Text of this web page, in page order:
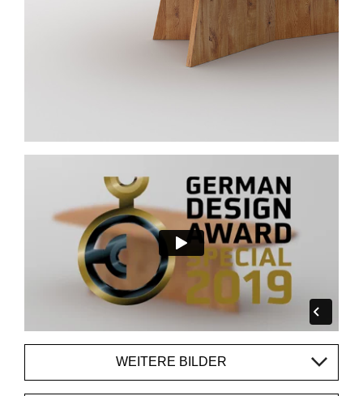
WEITERE BILDER